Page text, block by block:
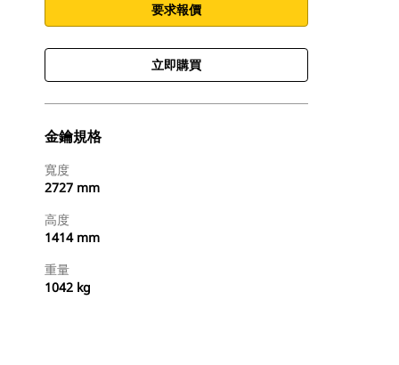
要求報價
立即購買
金鑰規格
寬度
2727 mm
高度
1414 mm
重量
1042 kg